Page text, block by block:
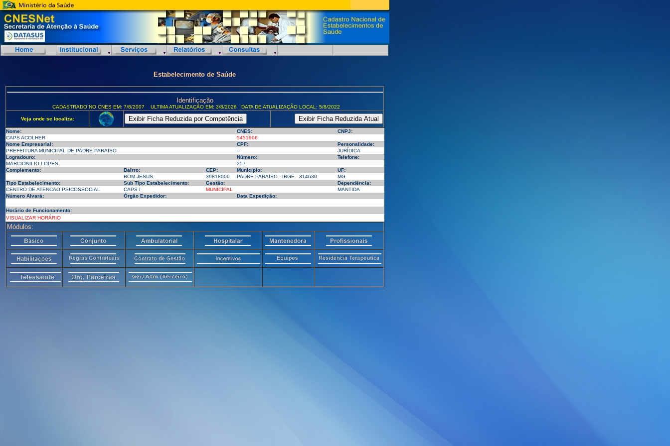
Estabelecimento de Saúde
Identificação
CADASTRADO NO CNES EM: 7/8/2007 ULTIMA ATUALIZAÇÃO EM: 3/8/2026 DATA DE ATUALIZAÇÃO LOCAL: 5/8/2022
Veja onde se localiza:
Nome: CNES:
CNPJ:
CAPS ACOLHER
5451906
Nome Empresarial:
CPF:
Personalidade:
PREFEITURA MUNICIPAL DE PADRE PARAISO
--
JURÍDICA
Logradouro:
Número:
Telefone:
MARCIONILIO LOPES
257
Complemento:
Bairro: CEP: Município:
UF:
BOM JESUS
39818000 PADRE PARAISO - IBGE - 314630
MG
Tipo Estabelecimento:
Sub Tipo Estabelecimento: Gestão:
Dependência:
CENTRO DE ATENCAO PSICOSSOCIAL
CAPS I MUNICIPAL
MANTIDA
Número Alvará:
Órgão Expedidor: Data Expedição:
Horário de Funcionamento:
VISUALIZAR HORÁRIO
Módulos: